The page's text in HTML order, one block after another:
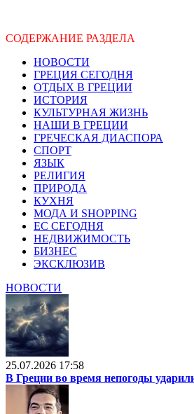
СОДЕРЖАНИЕ РАЗДЕЛА
НОВОСТИ
ГРЕЦИЯ СЕГОДНЯ
ОТДЫХ В ГРЕЦИИ
ИСТОРИЯ
КУЛЬТУРНАЯ ЖИЗНЬ
НАШИ В ГРЕЦИИ
ГРЕЧЕСКАЯ ДИАСПОРА
СПОРТ
ЯЗЫК
РЕЛИГИЯ
ПРИРОДА
КУХНЯ
МОДА И SHOPPING
ЕС СЕГОДНЯ
НЕДВИЖИМОСТЬ
БИЗНЕС
ЭКСКЛЮЗИВ
НОВОСТИ
25.07.2026 17:58
В Греции во время непогоды